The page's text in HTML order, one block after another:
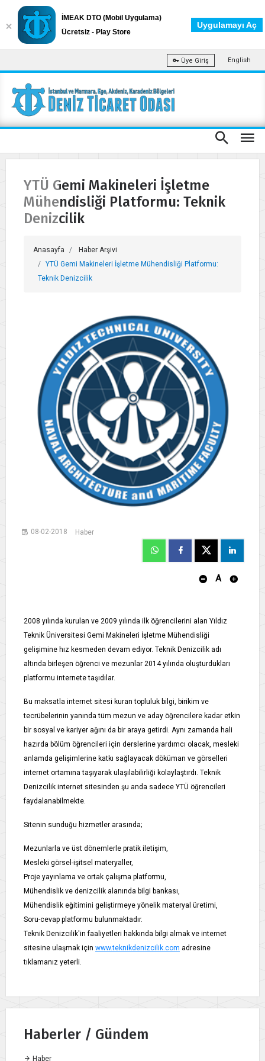
Üye Giriş English
YTÜ Gemi Makineleri İşletme
Mühendisliği Platformu: Teknik
Denizcilik
Anasayfa
Haber Arşivi
YTÜ Gemi Makineleri İşletme Mühendisliği Platformu:
Teknik Denizcilik
08-02-2018 Haber
A
2008 yılında kurulan ve 2009 yılında ilk öğrencilerini alan Yıldız
Teknik Üniversitesi Gemi Makineleri İşletme Mühendisliği
gelişimine hız kesmeden devam ediyor. Teknik Denizcilik adı
altında birleşen öğrenci ve mezunlar 2014 yılında oluşturdukları
platformu internete taşıdılar.
Bu maksatla internet sitesi kuran topluluk bilgi, birikim ve
tecrübelerinin yanında tüm mezun ve aday öğrencilere kadar etkin
bir sosyal ve kariyer ağını da bir araya getirdi. Aynı zamanda hali
hazırda bölüm öğrencileri için derslerine yardımcı olacak, mesleki
anlamda gelişimlerine katkı sağlayacak döküman ve görselleri
internet ortamına taşıyarak ulaşılabilirliği kolaylaştırdı. Teknik
Denizcilik internet sitesinden şu anda sadece YTÜ öğrencileri
faydalanabilmekte.
Sitenin sunduğu hizmetler arasında;
Mezunlarla ve üst dönemlerle pratik iletişim,
Mesleki görsel-işitsel materyaller,
Proje yayınlama ve ortak çalışma platformu,
Mühendislik ve denizcilik alanında bilgi bankası,
Mühendislik eğitimini geliştirmeye yönelik materyal üretimi,
Soru-cevap platformu bulunmaktadır.
Teknik Denizcilik'in faaliyetleri hakkında bilgi almak ve internet
sitesine ulaşmak için www.teknikdenizcilik.com adresine
tıklamanız yeterli.
Haberler / Gündem
Haber
İMEAK DTO (Mobil Uygulama)
Ücretsiz - Play Store
Uygulamayı Aç